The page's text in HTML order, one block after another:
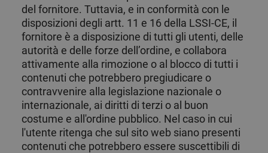
del fornitore. Tuttavia, e in conformità con le
disposizioni degli artt. 11 e 16 della LSSI-CE, il
fornitore è a disposizione di tutti gli utenti, delle
autorità e delle forze dell’ordine, e collabora
attivamente alla rimozione o al blocco di tutti i
contenuti che potrebbero pregiudicare o
contravvenire alla legislazione nazionale o
internazionale, ai diritti di terzi o al buon
costume e all'ordine pubblico. Nel caso in cui
l'utente ritenga che sul sito web siano presenti
contenuti che potrebbero essere suscettibili di